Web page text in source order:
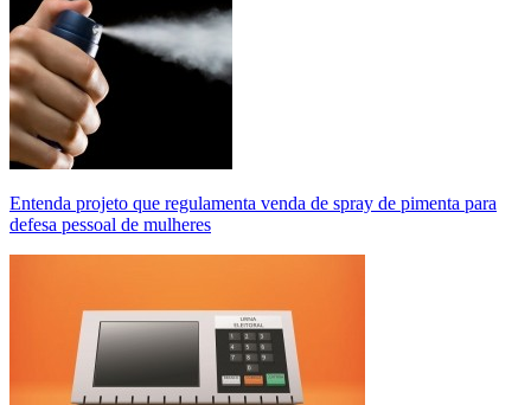
Entenda projeto que regulamenta venda de spray de pimenta para
defesa pessoal de mulheres